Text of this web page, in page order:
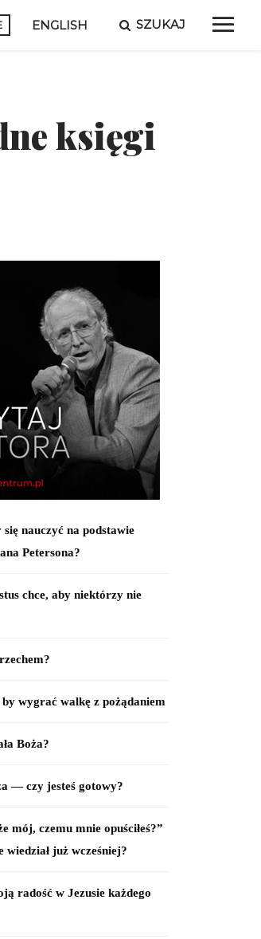
ENGLISH SZUKAJ
księgi
się nauczyć na podstawie
Petersona?
chce, aby niektórzy nie
wygrać walkę z pożądaniem
Boża?
— czy jesteś gotowy?
mój, czemu mnie opuściłeś?”
już wcześniej?
radość w Jezusie każdego